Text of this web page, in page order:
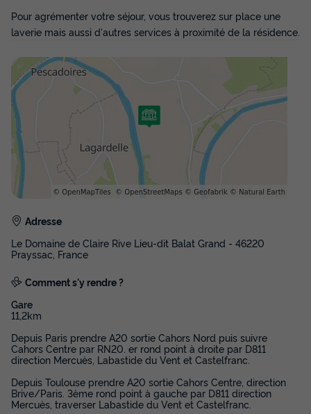
Pour agrémenter votre séjour, vous trouverez sur place une
laverie mais aussi d'autres services à proximité de la résidence.
Adresse
Le Domaine de Claire Rive Lieu-dit Balat Grand - 46220
Prayssac, France
Comment s'y rendre ?
Gare
11,2km
Depuis Paris prendre A20 sortie Cahors Nord puis suivre
Cahors Centre par RN20. er rond point à droite par D811
direction Mercuès, Labastide du Vent et Castelfranc.
Depuis Toulouse prendre A20 sortie Cahors Centre, direction
Brive/Paris. 3ème rond point à gauche par D811 direction
Mercuès, traverser Labastide du Vent et Castelfranc.